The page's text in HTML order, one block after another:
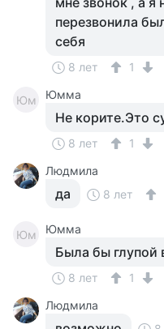
перезвонила
себя
8 лет 1
Юм Юмма
Не корите.Это
8 лет
1
Людмила
да 8 лет
Юм Юмма
Была бы глупой
8 лет
1
Людмила